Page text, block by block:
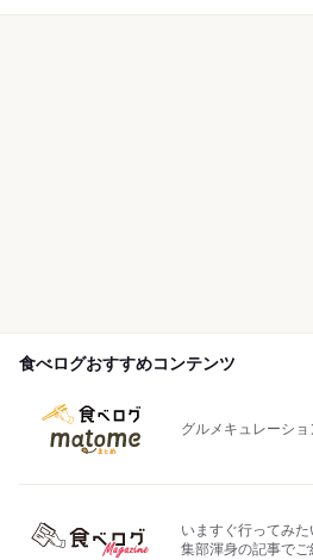
食べログおすすめコンテンツ
グルメキュレーショ
いますぐ行ってみ
集部渾身の記事でご